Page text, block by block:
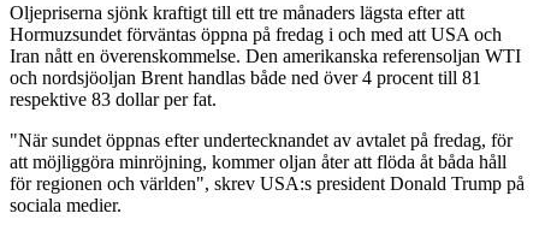
Oljepriserna sjönk kraftigt till ett tre månaders lägsta efter att
Hormuzsundet förväntas öppna på fredag i och med att USA och
Iran nått en överenskommelse. Den amerikanska referensoljan WTI
och nordsjöoljan Brent handlas både ned över 4 procent till 81
respektive 83 dollar per fat.
"När sundet öppnas efter undertecknandet av avtalet på fredag, för
att möjliggöra minröjning, kommer oljan åter att flöda åt båda håll
för regionen och världen", skrev USA:s president Donald Trump på
sociala medier.